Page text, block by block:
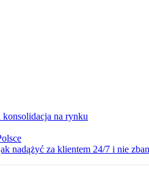
na rynku
nadążyć za klientem 24/7 i nie